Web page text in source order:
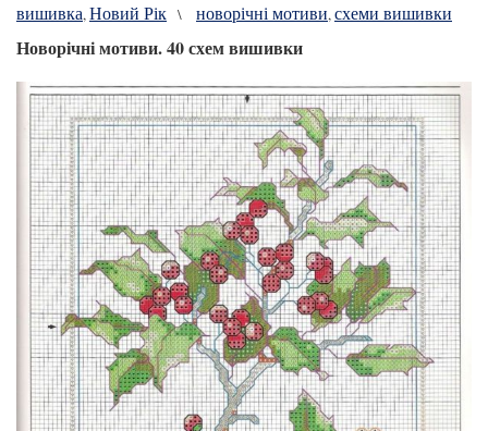
вишивка,Новий Рік \ новорічні мотиви,схеми вишивки
Новорічні мотиви. 40 схем вишивки